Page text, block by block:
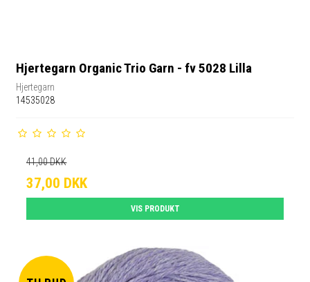
Hjertegarn Organic Trio Garn - fv 5028 Lilla
Hjertegarn
14535028
41,00 DKK
37,00 DKK
VIS PRODUKT